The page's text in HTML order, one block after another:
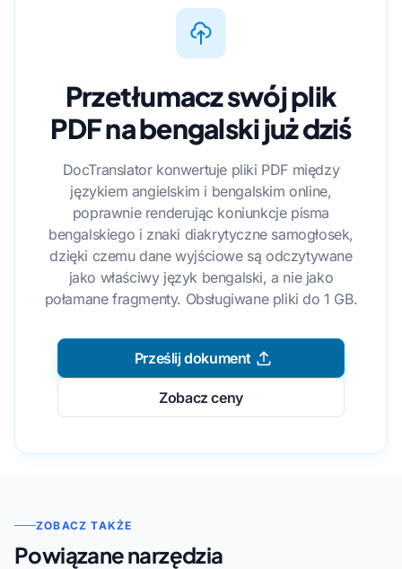
Przetłumacz swój plik
PDF na bengalski już dziś
DocTranslator konwertuje pliki PDF między
językiem angielskim i bengalskim online,
poprawnie renderując koniunkcje pisma
bengalskiego i znaki diakrytyczne samogłosek,
dzięki czemu dane wyjściowe są odczytywane
jako właściwy język bengalski, a nie jako
połamane fragmenty. Obsługiwane pliki do 1 GB.
Prześlij dokument
Zobacz ceny
ZOBACZ TAKŻE
Powiązane narzędzia